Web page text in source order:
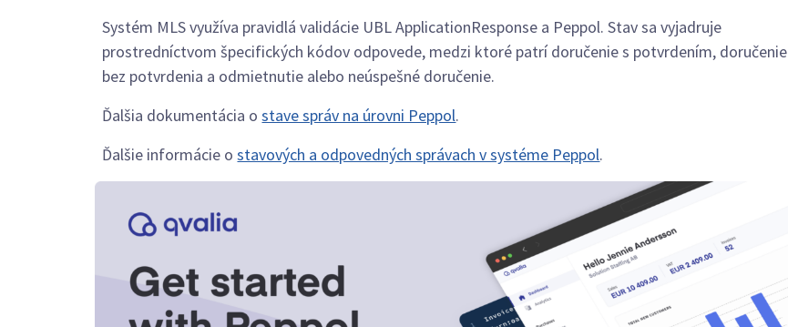
Systém MLS využíva pravidlá validácie UBL ApplicationResponse a Peppol. Stav sa vyjadruje
prostredníctvom špecifických kódov odpovede, medzi ktoré patrí doručenie s potvrdením, doručenie
bez potvrdenia a odmietnutie alebo neúspešné doručenie.
Ďalšia dokumentácia ostave správ na úrovni Peppol.
Ďalšie informácie ostavových a odpovedných správach v systéme Peppol.